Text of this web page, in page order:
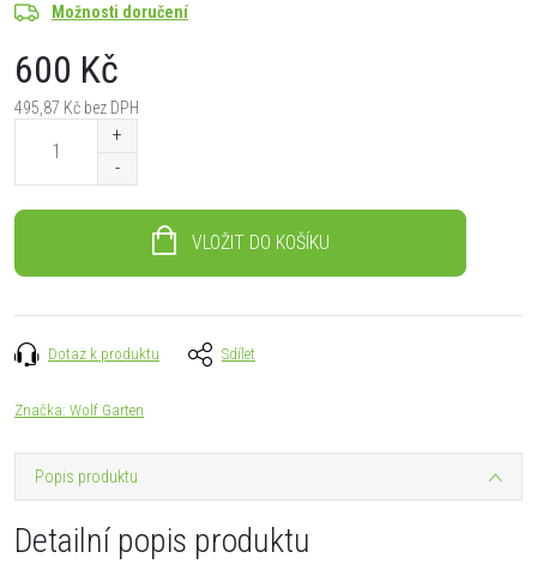
Možnosti doručení
600 Kč
495,87 Kč bez DPH
VLOŽIT DO KOŠÍKU
Dotaz k produktu Sdílet
Značka: Wolf Garten
Popis produktu
Detailní popis produktu